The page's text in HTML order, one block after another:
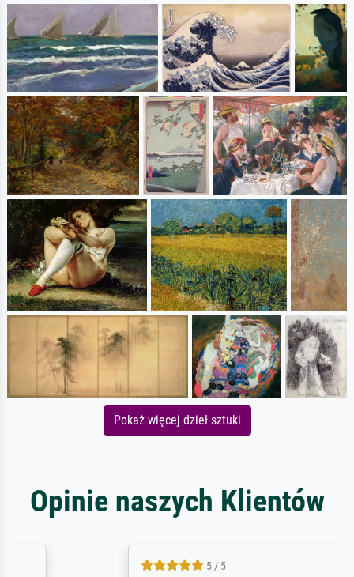
Pokaż więcej dzieł sztuki
Opinie naszych Klientów
5 / 5